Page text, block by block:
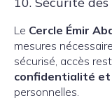
Le Cercle Émir
mesures
sécurisé, accès
confidentialité et
personnelles.